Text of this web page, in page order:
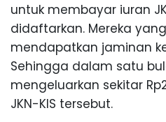
untuk membayar iuran
didaftarkan. Mereka
mendapatkan jaminan
Sehingga dalam satu
mengeluarkan sekitar
JKN-KIS tersebut.